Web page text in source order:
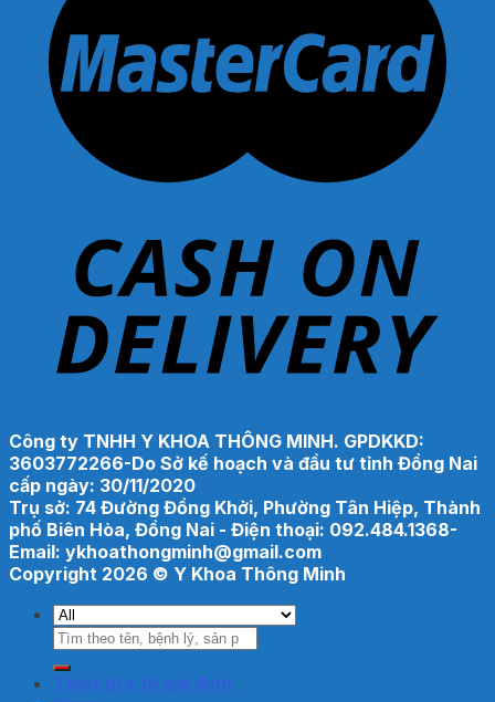
Công ty TNHH Y KHOA THÔNG MINH. GPDKKD:
3603772266-Do Sở kế hoạch và đầu tư tỉnh Đồng Nai
cấp ngày: 30/11/2020
Trụ sở: 74 Đường Đồng Khởi, Phường Tân Hiệp, Thành
phố Biên Hòa, Đồng Nai - Điện thoại: 092.484.1368-
Email: ykhoathongminh@gmail.com
Copyright 2026 © Y Khoa Thông Minh
Tìm
kiếm:
Thiết bị y tế gia đình